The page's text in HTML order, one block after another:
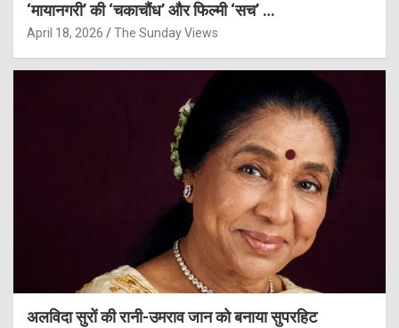
‘मायानगरी’ की ‘चकाचौंध’ और फिल्मी ‘सच’ …
April 18, 2026 The Sunday Views
अलविदा सुरों की रानी-उमराव जान को बनाया सुपरहिट